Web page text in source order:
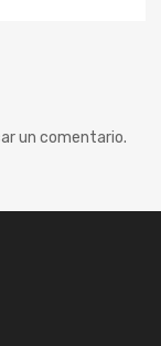
un comentario.